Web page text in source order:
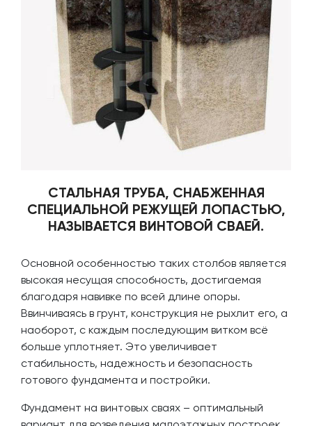
СТАЛЬНАЯ ТРУБА, СНАБЖЕННАЯ
СПЕЦИАЛЬНОЙ РЕЖУЩЕЙ ЛОПАСТЬЮ,
НАЗЫВАЕТСЯ ВИНТОВОЙ СВАЕЙ.
Основной особенностью таких столбов является
высокая несущая способность, достигаемая
благодаря навивке по всей длине опоры.
Ввинчиваясь в грунт, конструкция не рыхлит его, а
наоборот, с каждым последующим витком всё
больше уплотняет. Это увеличивает
стабильность, надежность и безопасность
готового фундамента и постройки.
Фундамент на винтовых сваях – оптимальный